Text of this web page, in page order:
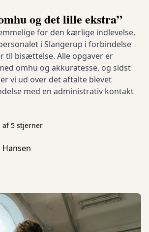
og det lille ekstra”
for den kærlige indlevelse,
i Slangerup i forbindelse
til bisættelse. Alle opgaver er
omhu og akkuratesse, og sidst
vi ud over det aftalte blevet
med en administrativ kontakt
af 5 stjerner